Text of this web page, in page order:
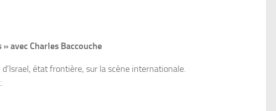
avec Charles Baccouche
état frontière, sur la scène internationale.